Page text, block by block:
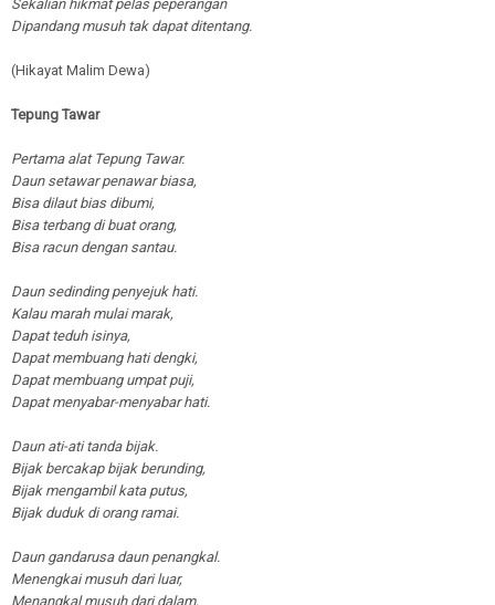
Sekalian hikmat pelas peperangan
Dipandang musuh tak dapat ditentang.
(Hikayat Malim Dewa)
Tepung Tawar
Pertama alat Tepung Tawar.
Daun setawar penawar biasa,
Bisa dilaut bias dibumi,
Bisa terbang di buat orang,
Bisa racun dengan santau.
Daun sedinding penyejuk hati.
Kalau marah mulai marak,
Dapat teduh isinya,
Dapat membuang hati dengki,
Dapat membuang umpat puji,
Dapat menyabar-menyabar hati.
Daun ati-ati tanda bijak.
Bijak bercakap bijak berunding,
Bijak mengambil kata putus,
Bijak duduk di orang ramai.
Daun gandarusa daun penangkal.
Menengkai musuh dari luar,
Menangkal musuh dari dalam,